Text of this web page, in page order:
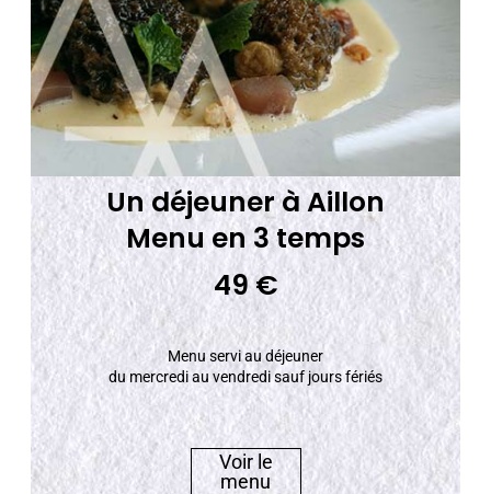
Un déjeuner à Aillon
Menu en 3 temps
49 €
Menu servi au déjeuner
du mercredi au vendredi sauf jours fériés
Voir le
menu